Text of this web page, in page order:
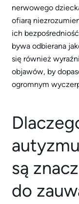
nerwowego
ofiarą
ich
bywa odbierana
się również
objawów, by
ogromnym
są
do